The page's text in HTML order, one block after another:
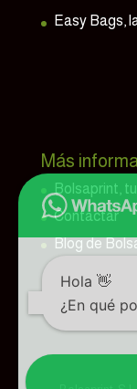
Easy Bags,
Más
Bolsaprint,
Contactar
Blog de
Hola 👋
¿En qué